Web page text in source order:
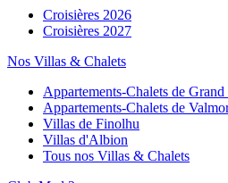
Croisières 2026
Croisières 2027
Nos Villas & Chalets
Appartements-Chalets de
Appartements-Chalets de
Villas de Finolhu
Villas d'Albion
Tous nos Villas & Chalets